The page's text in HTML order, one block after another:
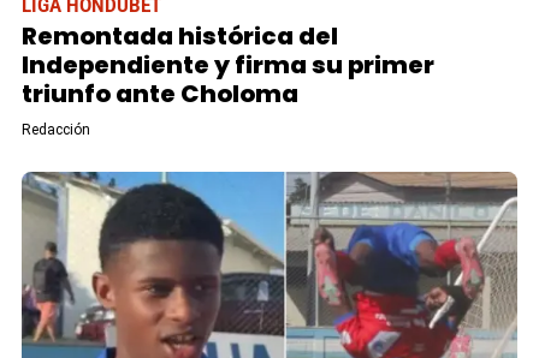
LIGA HONDUBET
Remontada histórica del
Independiente y firma su primer
triunfo ante Choloma
Redacción